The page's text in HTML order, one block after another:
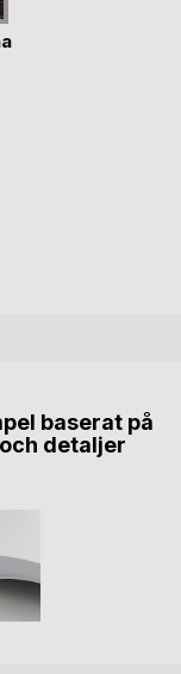
baserat på
detaljer